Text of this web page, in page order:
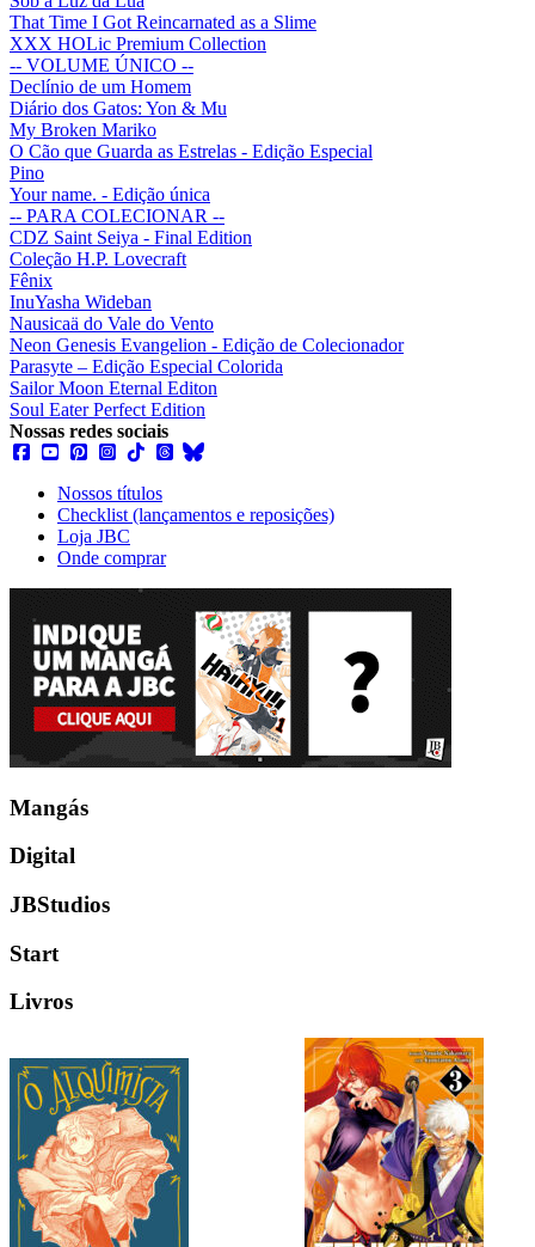
That Time I Got Reincarnated as a Slime
XXX HOLic Premium Collection
-- VOLUME ÚNICO --
Declínio de um Homem
Diário dos Gatos: Yon & Mu
My Broken Mariko
O Cão que Guarda as Estrelas - Edição Especial
Pino
Your name. - Edição única
-- PARA COLECIONAR --
CDZ Saint Seiya - Final Edition
Coleção H.P. Lovecraft
Fênix
InuYasha Wideban
Nausicaä do Vale do Vento
Neon Genesis Evangelion - Edição de Colecionador
Parasyte – Edição Especial Colorida
Sailor Moon Eternal Editon
Soul Eater Perfect Edition
Nossas redes sociais
Nossos títulos
Checklist (lançamentos e reposições)
Loja JBC
Onde comprar
Mangás
Digital
JBStudios
Start
Livros